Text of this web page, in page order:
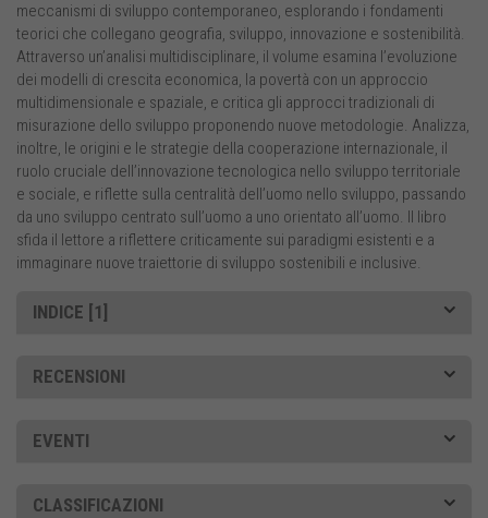
meccanismi di sviluppo contemporaneo, esplorando i fondamenti
teorici che collegano geografia, sviluppo, innovazione e sostenibilità.
Attraverso un’analisi multidisciplinare, il volume esamina l’evoluzione
dei modelli di crescita economica, la povertà con un approccio
multidimensionale e spaziale, e critica gli approcci tradizionali di
misurazione dello sviluppo proponendo nuove metodologie. Analizza,
inoltre, le origini e le strategie della cooperazione internazionale, il
ruolo cruciale dell’innovazione tecnologica nello sviluppo territoriale
e sociale, e riflette sulla centralità dell’uomo nello sviluppo, passando
da uno sviluppo centrato sull’uomo a uno orientato all’uomo. Il libro
sfida il lettore a riflettere criticamente sui paradigmi esistenti e a
immaginare nuove traiettorie di sviluppo sostenibili e inclusive.
INDICE [1]
RECENSIONI
EVENTI
CLASSIFICAZIONI